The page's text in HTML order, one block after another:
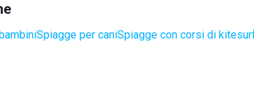
Spiagge per caniSpiagge con corsi di